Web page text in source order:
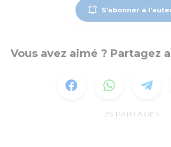
S'abonner à
Vous avez aimé ? Partagez
25 PARTAGES